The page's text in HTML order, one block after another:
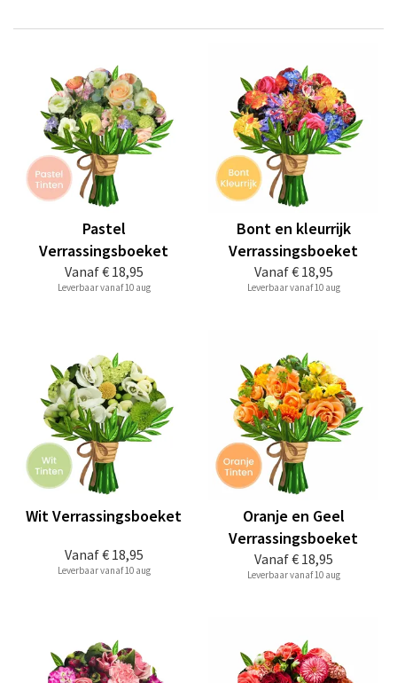
Vanaf€ 18,95
Pastel
Verrassingsboeket
Leverbaar vanaf 10 aug
Vanaf€ 18,95
Bont en kleurrijk
Verrassingsboeket
Leverbaar vanaf 10 aug
Vanaf€ 18,95
Wit Verrassingsboeket
Leverbaar vanaf 10 aug
Vanaf€ 18,95
Oranje en Geel
Verrassingsboeket
Leverbaar vanaf 10 aug